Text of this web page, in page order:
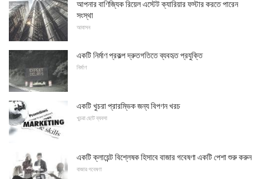
আপনার বাণিজ্যিক রিয়েল এস্টেট ক্যারিয়ার ফস্টার করতে পারেন
সংস্থা
আবাসন
একটি নির্মাণ প্রকল্প দ্রুতগতিতে ব্যবহৃত প্রযুক্তি
নির্মাণ
একটি খুচরা প্রারম্ভিক জন্য বিপণন খরচ
খুচরা ছোট ব্যবসা
একটি ক্লায়েন্ট বিশ্লেষক হিসাবে বাজার গবেষণা একটি পেশা শুরু করুন
বাজার গবেষণা